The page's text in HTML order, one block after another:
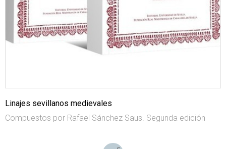
Linajes sevillanos medievales
Compuestos por Rafael Sánchez Saus. Segunda edición